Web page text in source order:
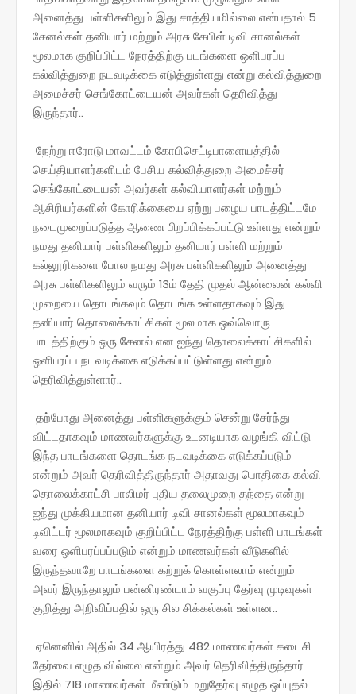
அனைத்து பள்ளிகளிலும் இது சாத்தியமில்லை என்பதால் 5
சேனல்கள் தனியார் மற்றும் அரசு கேபிள் டிவி சானல்கள்
மூலமாக குறிப்பிட்ட நேரத்திற்கு படங்களை ஒளிபரப்ப
கல்வித்துறை நடவடிக்கை எடுத்துள்ளது என்று கல்வித்துறை
அமைச்சர் செங்கோட்டையன் அவர்கள் தெரிவித்து
இருந்தார்..
நேற்று ஈரோடு மாவட்டம் கோபிசெட்டிபாளையத்தில்
செய்தியாளர்களிடம் பேசிய கல்வித்துறை அமைச்சர்
செங்கோட்டையன் அவர்கள் கல்வியாளர்கள் மற்றும்
ஆசிரியர்களின் கோரிக்கையை ஏற்று பழைய பாடத்திட்டமே
நடைமுறைப்படுத்த ஆணை பிறப்பிக்கப்பட்டு உள்ளது என்றும்
நமது தனியார் பள்ளிகளிலும் தனியார் பள்ளி மற்றும்
கல்லூரிகளை போல நமது அரசு பள்ளிகளிலும் அனைத்து
அரசு பள்ளிகளிலும் வரும் 13ம் தேதி முதல் ஆன்லைன் கல்வி
முறையை தொடங்கவும் தொடங்க உள்ளதாகவும் இது
தனியார் தொலைக்காட்சிகள் மூலமாக ஒவ்வொரு
பாடத்திற்கும் ஒரு சேனல் என ஐந்து தொலைக்காட்சிகளில்
ஒளிபரப்ப நடவடிக்கை எடுக்கப்பட்டுள்ளது என்றும்
தெரிவித்துள்ளார்..
தற்போது அனைத்து பள்ளிகளுக்கும் சென்று சேர்ந்து
விட்டதாகவும் மாணவர்களுக்கு உடனடியாக வழங்கி விட்டு
இந்த பாடங்களை தொடங்க நடவடிக்கை எடுக்கப்படும்
என்றும் அவர் தெரிவித்திருந்தார் அதாவது பொதிகை கல்வி
தொலைக்காட்சி பாலிமர் புதிய தலைமுறை தந்தை என்று
ஐந்து முக்கியமான தனியார் டிவி சானல்கள் மூலமாகவும்
டிவிட்டர் மூலமாகவும் குறிப்பிட்ட நேரத்திற்கு பள்ளி பாடங்கள்
வரை ஒளிபரப்பப்படும் என்றும் மாணவர்கள் வீடுகளில்
இருந்தவாறே பாடங்களை கற்றுக் கொள்ளலாம் என்றும்
அவர் இருந்தாலும் பன்னிரண்டாம் வகுப்பு தேர்வு முடிவுகள்
குறித்து அறிவிப்பதில் ஒரு சில சிக்கல்கள் உள்ளன..
ஏனெனில் அதில் 34 ஆயிரத்து 482 மாணவர்கள் கடைசி
தேர்வை எழுத வில்லை என்றும் அவர் தெரிவித்திருந்தார்
இதில் 718 மாணவர்கள் மீண்டும் மறுதேர்வு எழுத ஒப்புதல்